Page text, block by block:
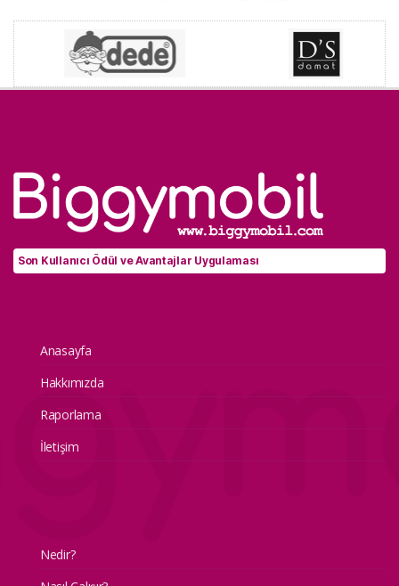
Son Kullanıcı Ödül ve Avantajlar Uygulaması
Anasayfa
Hakkımızda
Raporlama
İletişim
Nedir?